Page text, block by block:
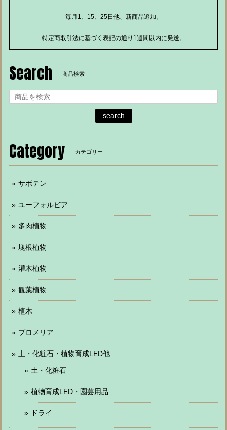
毎月1、15、25日他、新商品追加。
特定商取引法に基づく表記の通り1週間以内に発送。
Search 商品検索
search
Category カテゴリー
サボテン
ユーフォルビア
多肉植物
塊根植物
灌木植物
観葉植物
植木
ブロメリア
土・化粧石・植物育成LED他
土・化粧石
植物育成LED・園芸用品
ドライ